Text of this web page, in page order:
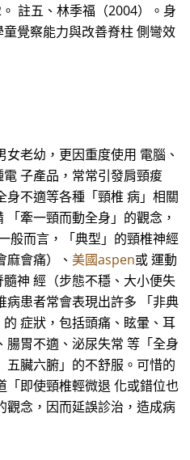
註五、林季福（2004）。身
覺察能力與改善脊柱 側彎效
老幼，更因重度使用 電腦、
子產品，常常引發肩頸痠
不適等各種「頸椎 病」相關
牽一頸而動全身」的觀念，
般而言，「典型」的頸椎神經
麻會痛）、 美國aspen或 運動
神 經（步態不穩、大小便失
病患者常會表現出許多 「非典
症狀，包括頭痛、眩暈、耳
腸胃不適、泌尿失常 等「全身
五臟六腑」的不舒服。可惜的
「即使頸椎輕微退 化或錯位也
觀念，因而延誤診治，造成病